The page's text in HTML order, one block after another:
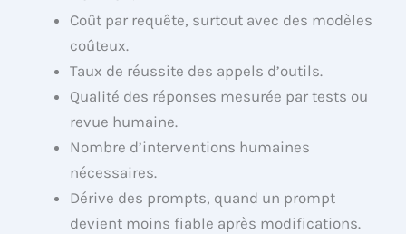
Coût par requête, surtout avec des modèles
coûteux.
Taux de réussite des appels d’outils.
Qualité des réponses mesurée par tests ou
revue humaine.
Nombre d’interventions humaines
nécessaires.
Dérive des prompts, quand un prompt
devient moins fiable après modifications.